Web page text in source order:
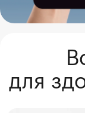
для